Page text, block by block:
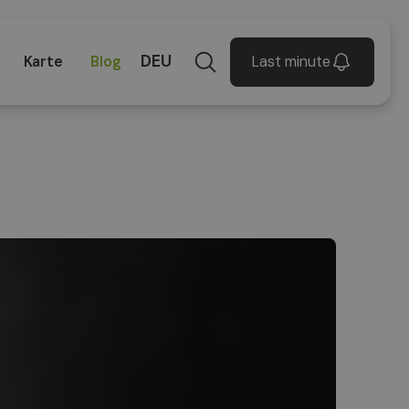
Karte Blog DEU Last minute